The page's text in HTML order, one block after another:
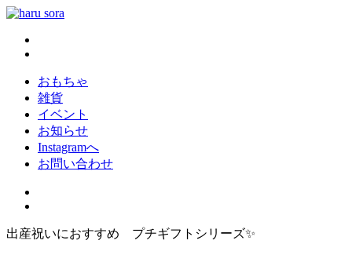
コ
haru sora
新しいharusoraもよろしくおねがいします
おもちゃ
雑貨
イベント
お知らせ
Instagramへ
お問い合わせ
出産祝いにおすすめ プチギフトシリーズ✨